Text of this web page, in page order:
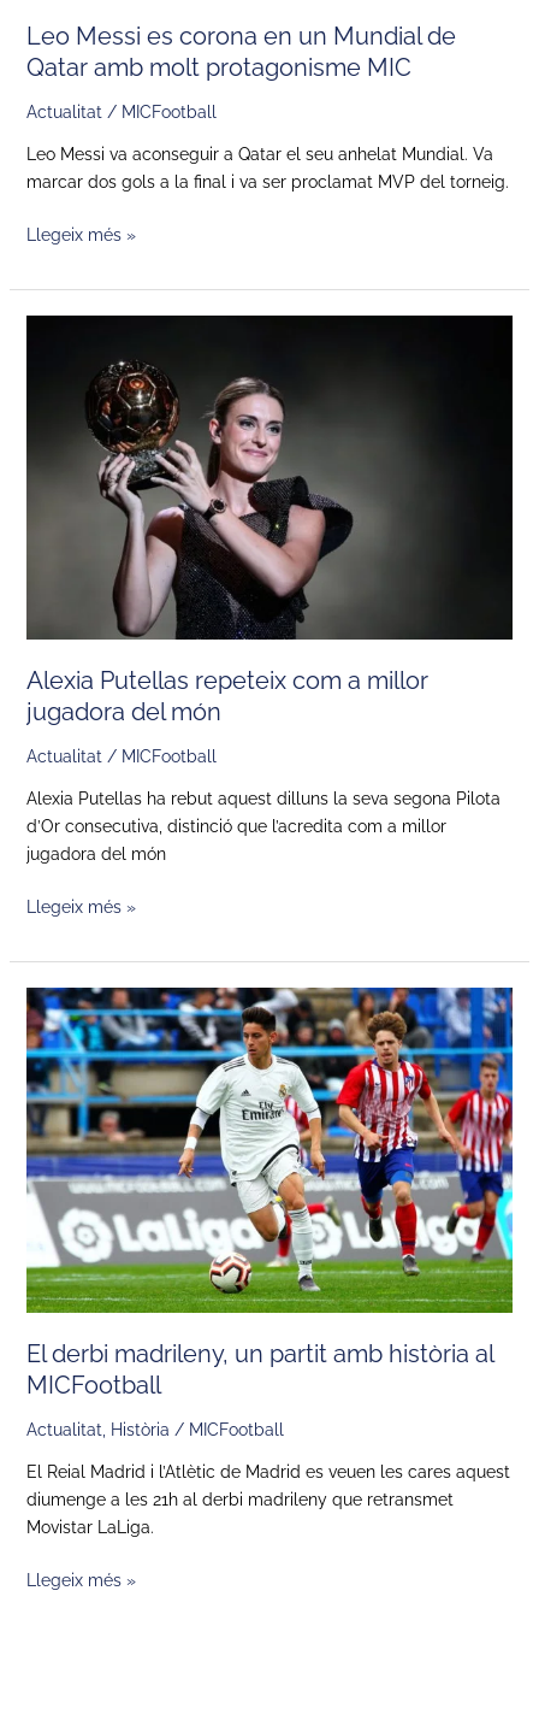
Leo Messi es corona en un Mundial de
Qatar amb molt protagonisme MIC
Actualitat/ MICFootball
Leo Messi va aconseguir a Qatar el seu anhelat Mundial. Va
marcar dos gols a la final i va ser proclamat MVP del torneig.
Llegeix més »
Alexia Putellas repeteix com a millor
jugadora del món
Actualitat/ MICFootball
Alexia Putellas ha rebut aquest dilluns la seva segona Pilota
d’Or consecutiva, distinció que l’acredita com a millor
jugadora del món
Llegeix més »
El derbi madrileny, un partit amb història al
MICFootball
Actualitat Història / MICFootball
El Reial Madrid i l’Atlètic de Madrid es veuen les cares aquest
diumenge a les 21h al derbi madrileny que retransmet
Movistar LaLiga.
El
derbi
madrileny,
un
partit
amb
història
al
MICFootball
Llegeix més »